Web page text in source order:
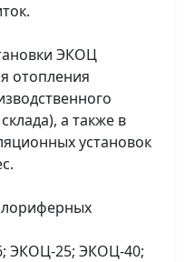
ЭКОЦ
отопления
а также в
установок
ЭКОЦ-25; ЭКОЦ-40;